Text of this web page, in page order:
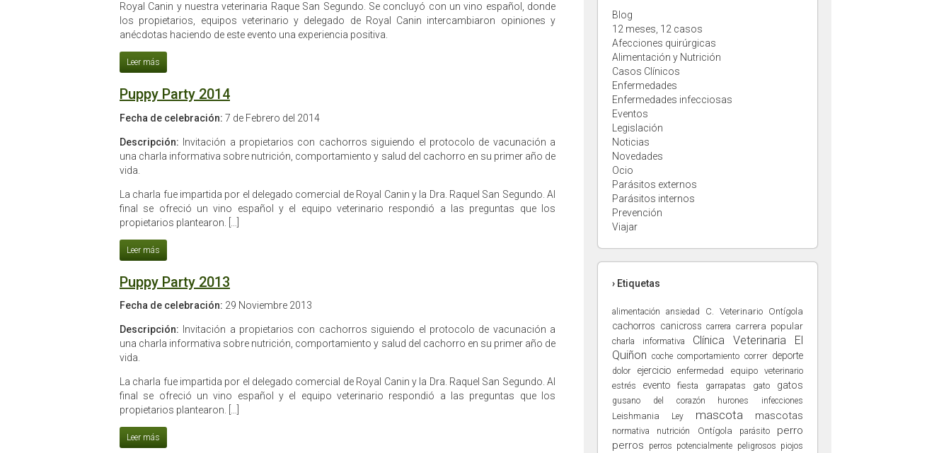
Royal Canin y nuestra veterinaria Raque San Segundo. Se concluyó con un vino español, donde
los propietarios, equipos veterinario y delegado de Royal Canin intercambiaron opiniones y
anécdotas haciendo de este evento una experiencia positiva.
Puppy Party 2014
Fecha de celebración: 7 de Febrero del 2014
Descripción: Invitación a propietarios con cachorros siguiendo el protocolo de vacunación a
una charla informativa sobre nutrición, comportamiento y salud del cachorro en su primer año de
vida.
La charla fue impartida por el delegado comercial de Royal Canin y la Dra. Raquel San Segundo. Al
final se ofreció un vino español y el equipo veterinario respondió a las preguntas que los
propietarios plantearon. […]
Puppy Party 2013
Fecha de celebración: 29 Noviembre 2013
Descripción: Invitación a propietarios con cachorros siguiendo el protocolo de vacunación a
una charla informativa sobre nutrición, comportamiento y salud del cachorro en su primer año de
vida.
La charla fue impartida por el delegado comercial de Royal Canin y la Dra. Raquel San Segundo. Al
final se ofreció un vino español y el equipo veterinario respondió a las preguntas que los
propietarios plantearon. […]
Blog
12 meses, 12 casos
Afecciones quirúrgicas
Alimentación y Nutrición
Casos Clínicos
Enfermedades
Enfermedades infecciosas
Eventos
Legislación
Noticias
Novedades
Ocio
Parásitos externos
Parásitos internos
Prevención
Viajar
› Etiquetas
alimentación ansiedad C. Veterinario Ontígola
cachorros canicross carrera carrera popular
charla informativa
Clínica Veterinaria El
Quiñon coche comportamiento correr deporte
dolor ejercicio enfermedad
equipo veterinario
estrés
evento fiesta garrapatas gato gatos
gusano del corazón hurones infecciones
Leishmania Ley mascota mascotas
normativa nutrición Ontígola parásito
perro
perros
perros potencialmente peligrosos piojos